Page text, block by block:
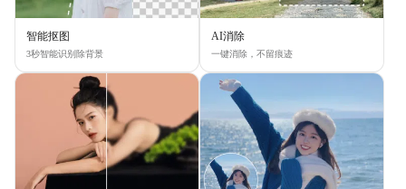
智能抠图
3秒智能识别除背景
AI消除
一键消除，不留痕迹